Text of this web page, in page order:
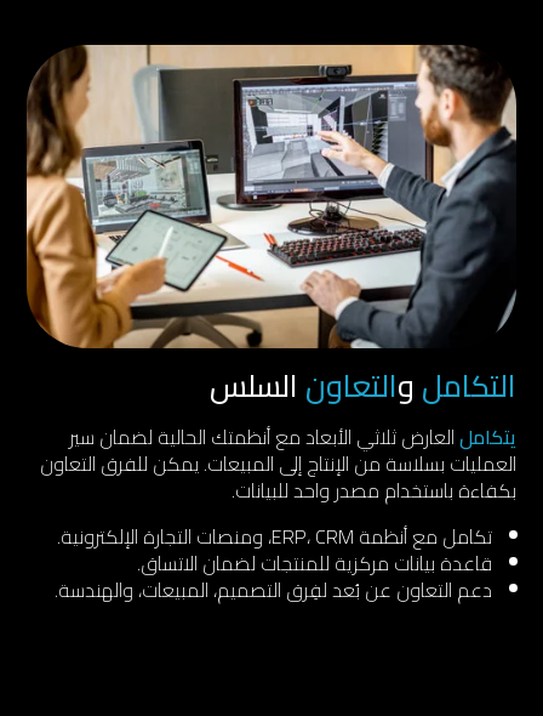
التكاملوالتعاونالسلس
يتكاملالعارض ثلاثي الأبعاد مع أنظمتك الحالية لضمان سير
العمليات بسلاسة من الإنتاج إلى المبيعات. يمكن للفرق التعاون
بكفاءة باستخدام مصدر واحد للبيانات.
تكامل مع أنظمة ERP، CRM، ومنصات التجارة الإلكترونية.
قاعدة بيانات مركزية للمنتجات لضمان الاتساق.
دعم التعاون عن بُعد لفِرق التصميم، المبيعات، والهندسة.